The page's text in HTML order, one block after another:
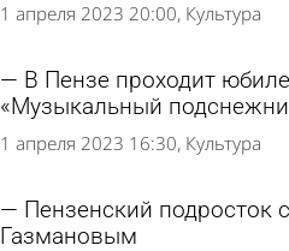
1 апреля 2023 20:00 Культура
В Пензе проходит
«Музыкальный
1 апреля 2023 16:30 Культура
Пензенский подросток
Газмановым